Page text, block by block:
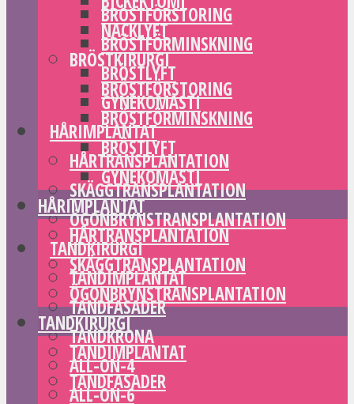
BRÖSTFÖRSTORING
BRÖSTFÖRMINSKNING
BRÖSTLYFT
GYNEKOMASTI
HÅRIMPLANTAT
HÅRTRANSPLANTATION
SKÄGGTRANSPLANTATION
ÖGONBRYNSTRANSPLANTATION
TANDKIRURGI
TANDIMPLANTAT
TANDFASADER
TANDKRONA
ALL-ON-4
ALL-ON-6
NACKLYFT
BRÖSTKIRURGI
BRÖSTFÖRSTORING
BRÖSTFÖRMINSKNING
BRÖSTLYFT
GYNEKOMASTI
HÅRIMPLANTAT
HÅRTRANSPLANTATION
SKÄGGTRANSPLANTATION
ÖGONBRYNSTRANSPLANTATION
TANDKIRURGI
TANDIMPLANTAT
TANDFASADER